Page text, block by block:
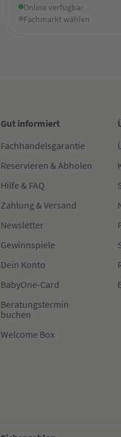
Online verfügbar
Fachmarkt wählen
Gut informiert
Fachhandelsgarantie
Reservieren & Abholen
Hilfe & FAQ
Zahlung & Versand
Newsletter
Gewinnspiele
Dein Konto
BabyOne-Card
Beratungstermin
buchen
Welcome Box